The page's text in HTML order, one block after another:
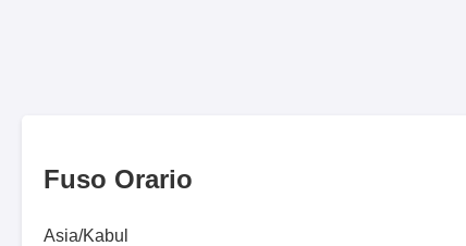
Fuso Orario
Asia/Kabul